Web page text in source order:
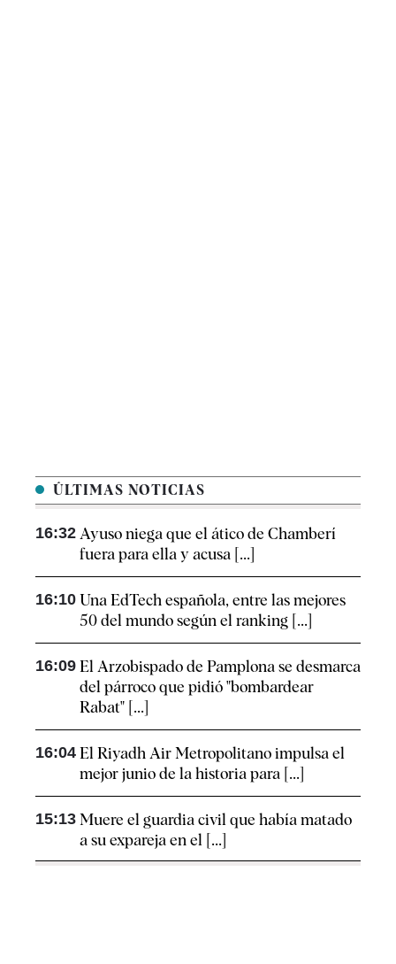
ÚLTIMAS NOTICIAS
16:32 Ayuso niega que el ático de Chamberí
fuera para ella y acusa [...]
16:10 Una EdTech española, entre las mejores
50 del mundo según el ranking [...]
16:09 El Arzobispado de Pamplona se desmarca
del párroco que pidió "bombardear
Rabat" [...]
16:04 El Riyadh Air Metropolitano impulsa el
mejor junio de la historia para [...]
15:13 Muere el guardia civil que había matado
a su expareja en el [...]